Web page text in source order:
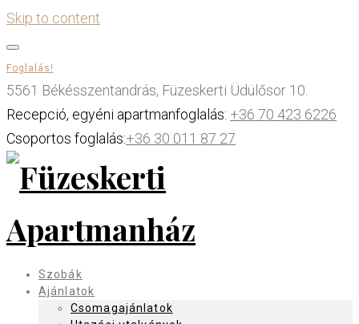
Skip to content
Foglalás!
5561 Békésszentandrás, Füzeskerti Üdülősor 10.
Recepció, egyéni apartmanfoglalás: +36 70 423 6226
Csoportos foglalás:+36 30 011 87 27
Szobák
Ajánlatok
Csomagajánlatok